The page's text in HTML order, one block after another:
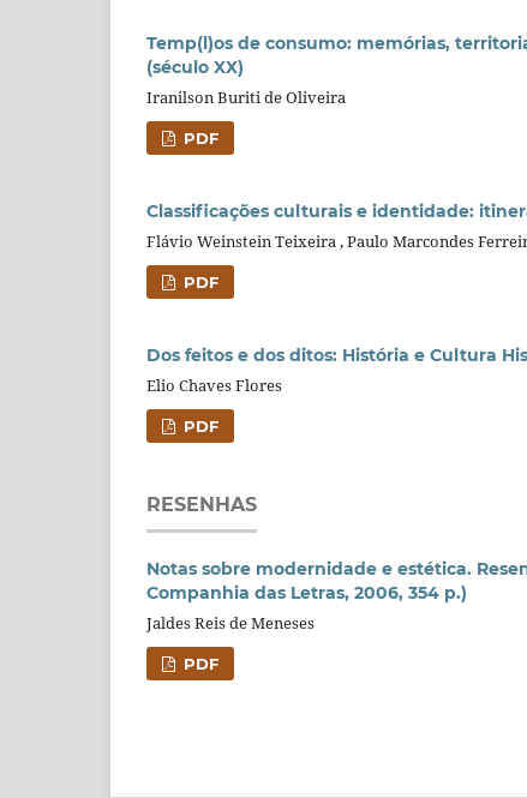
Temp(l)os de consumo: memórias,
(século XX)
Iranilson Buriti de Oliveira
PDF
Classificações culturais e identidade:
Flávio Weinstein Teixeira , Paulo Marcondes
PDF
Dos feitos e dos ditos: História e Cultura
Elio Chaves Flores
PDF
RESENHAS
Notas sobre modernidade e estética.
Companhia das Letras, 2006, 354 p.)
Jaldes Reis de Meneses
PDF